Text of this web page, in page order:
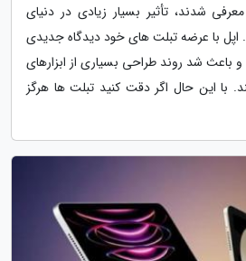
شدند، تأثیر بسیار زیادی در دنیای
اپل با عرضه تبلت های خود دیدگاه جدیدی
و باعث شد روند طراحی بسیاری از ابزارهای
با این حال اگر دقت کنید تبلت ها هرگز